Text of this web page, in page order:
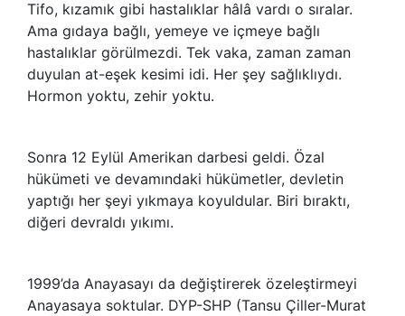
Tifo, kızamık gibi hastalıklar hâlâ vardı o sıralar.
Ama gıdaya bağlı, yemeye ve içmeye bağlı
hastalıklar görülmezdi. Tek vaka, zaman zaman
duyulan at-eşek kesimi idi. Her şey sağlıklıydı.
Hormon yoktu, zehir yoktu.
Sonra 12 Eylül Amerikan darbesi geldi. Özal
hükümeti ve devamındaki hükümetler, devletin
yaptığı her şeyi yıkmaya koyuldular. Biri bıraktı,
diğeri devraldı yıkımı.
1999’da Anayasayı da değiştirerek özeleştirmeyi
Anayasaya soktular. DYP-SHP (Tansu Çiller-Murat